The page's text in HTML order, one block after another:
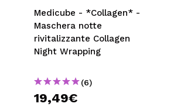
Medicube - *Collagen* -
Maschera notte
rivitalizzante Collagen
Night Wrapping
(6)
19,49€